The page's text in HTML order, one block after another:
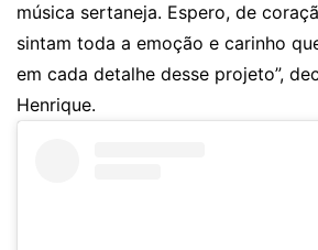
música sertaneja. Espero, de
sintam toda a emoção e carinho
em cada detalhe desse projeto”,
Henrique.